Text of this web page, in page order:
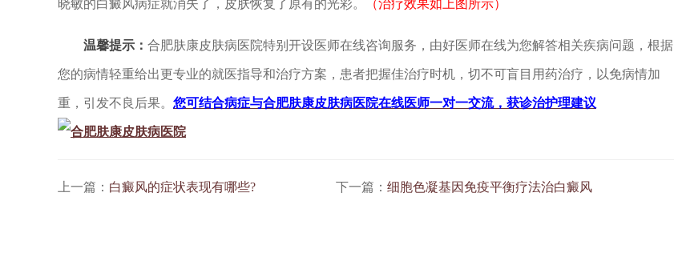
晓敏的白癜风病症就消失了，皮肤恢复了原有的光彩。 （治疗效果如上图所示）
温馨提示： 合肥肤康皮肤病医院特别开设医师在线咨询服务，由好医师在线为您解答相关疾病问题，根据
您的病情轻重给出更专业的就医指导和治疗方案，患者把握佳治疗时机，切不可盲目用药治疗，以免病情加
重，引发不良后果。 您可结合病症与合肥肤康皮肤病医院在线医师一对一交流，获诊治护理建议
上一篇： 白癜风的症状表现有哪些? 下一篇： 细胞色凝基因免疫平衡疗法治白癜风